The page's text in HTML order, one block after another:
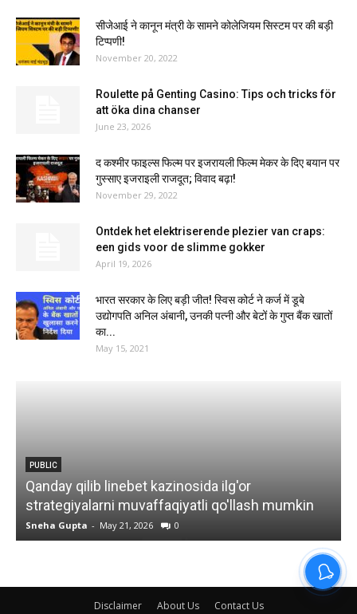
सीजेआई ने कानून मंत्री के सामने कोलेजियम सिस्टम पर की बड़ी
टिप्पणी!
November 20, 2022
Roulette på Genting Casino: Tips och tricks för
att öka dina chanser
June 23, 2026
द कश्‍मीर फाइल्स फिल्म पर इजरायली फिल्‍म मेकर के दिए बयान पर
गुस्‍साए इजराइली राजदूत; विवाद बढ़ा!
November 29, 2022
Ontdek het elektriserende plezier van craps:
een gids voor de slimme gokker
April 19, 2026
भारत सरकार के लिए बड़ी जीत! स्विस कोर्ट ने कर्ज में डूबे
उद्योगपति अनिल अंबानी, उनकी पत्नी और बेटों के गुप्त बैंक खातों
का...
May 15, 2021
PUBLIC
Qanday qilib linebet kazinosida ilg'or
strategiyalarni muvaffaqiyatli qo'llash mumkin
Sneha Gupta - May 21, 2026 0
Disclaimer About Us Contact Us